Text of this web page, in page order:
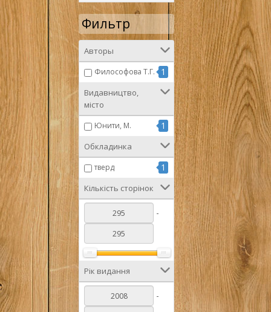
Фильтр
Авторы
Философова Т.Г. 1
Видавництво,
місто
Юнити, М. 1
Обкладинка
тверд 1
Кількість сторінок
-
Рік видання
-